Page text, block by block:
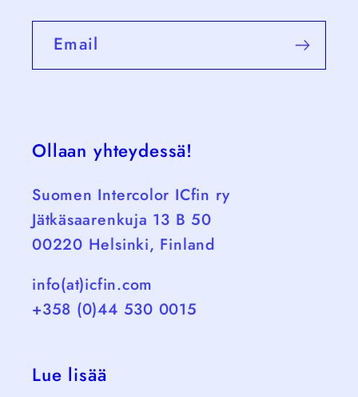
Email
Ollaan yhteydessä!
Suomen Intercolor ICfin ry
Jätkäsaarenkuja 13 B 50
00220 Helsinki, Finland
info(at)icfin.com
+358 (0)44 530 0015
Lue lisää